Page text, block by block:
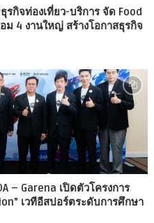
กิจท่องเที่ยว-บริการ จัด Food
4 งานใหญ่ สร้างโอกาสธุรกิจ
– Garena เปิดตัวโครงการ
เวทีอีสปอร์ตระดับการศึกษา